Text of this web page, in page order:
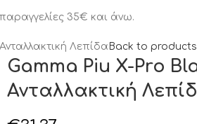
35€ και άνω.
Λεπίδα Back to products
Gamma Piu X-Pro
Ανταλλακτική